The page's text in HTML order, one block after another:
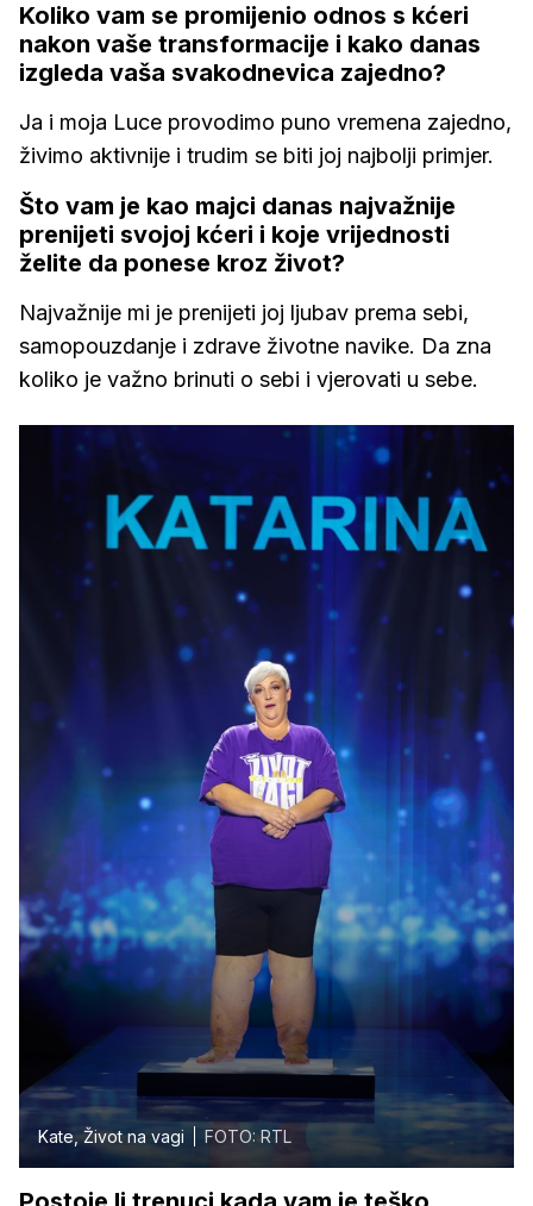
Koliko vam se promijenio odnos s kćeri
nakon vaše transformacije i kako danas
izgleda vaša svakodnevica zajedno?
Ja i moja Luce provodimo puno vremena zajedno,
živimo aktivnije i trudim se biti joj najbolji primjer.
Što vam je kao majci danas najvažnije
prenijeti svojoj kćeri i koje vrijednosti
želite da ponese kroz život?
Najvažnije mi je prenijeti joj ljubav prema sebi,
samopouzdanje i zdrave životne navike. Da zna
koliko je važno brinuti o sebi i vjerovati u sebe.
Kate, Život na vagi FOTO: RTL